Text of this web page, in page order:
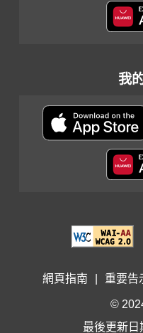
我
網頁指南 重要告
©
最後更新日